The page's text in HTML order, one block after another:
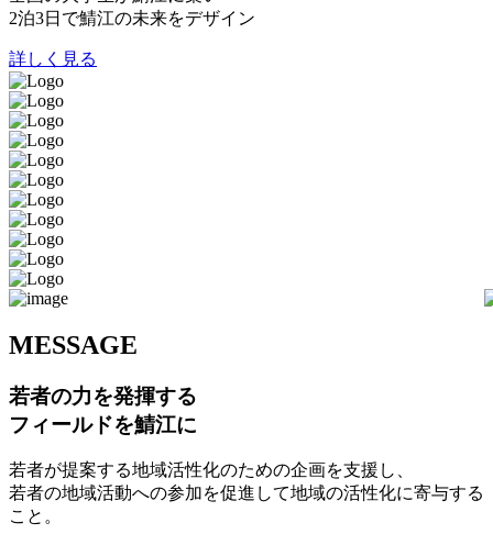
2泊3日で鯖江の未来をデザイン
詳しく見る
MESSAGE
若者の力を発揮する
フィールドを鯖江に
若者が提案する地域活性化のための企画を支援し、
若者の地域活動への参加を促進して地域の活性化に寄与する
こと。